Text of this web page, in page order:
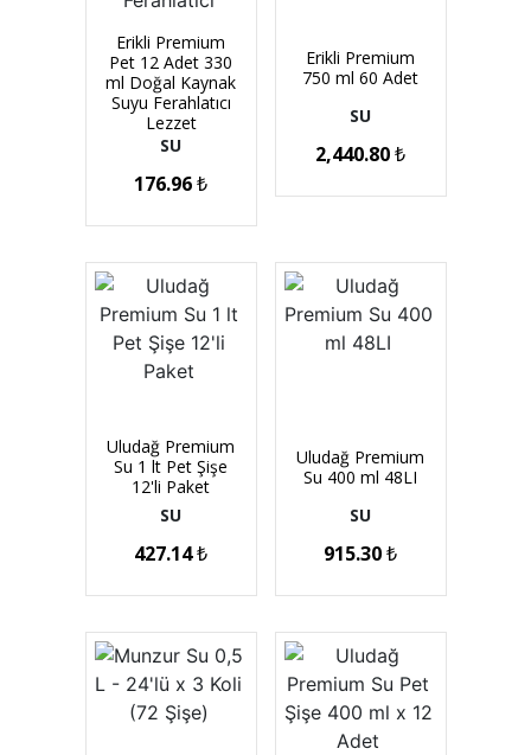
Erikli Premium
Pet 12 Adet 330
ml Doğal Kaynak
Suyu Ferahlatıcı
Lezzet
SU
176.96₺
Erikli Premium
750 ml 60 Adet
SU
2,440.80₺
Uludağ Premium
Su 1 lt Pet Şişe
12'li Paket
SU
427.14₺
Uludağ Premium
Su 400 ml 48LI
SU
915.30₺